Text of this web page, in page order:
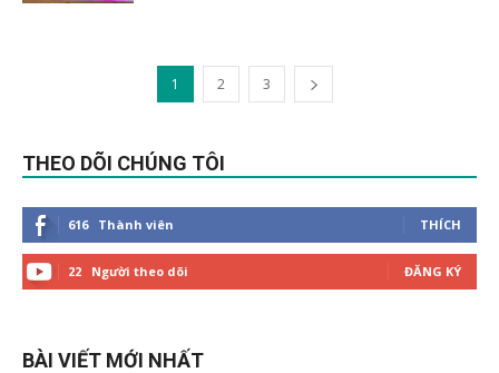
1 2 3
THEO DÕI CHÚNG TÔI
616 Thành viên THÍCH
22 Người theo dõi ĐĂNG KÝ
BÀI VIẾT MỚI NHẤT